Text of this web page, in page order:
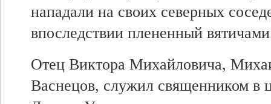
нападали на своих северных
впоследствии плененный
Отец Виктора Михайловича,
Васнецов, служил священником в